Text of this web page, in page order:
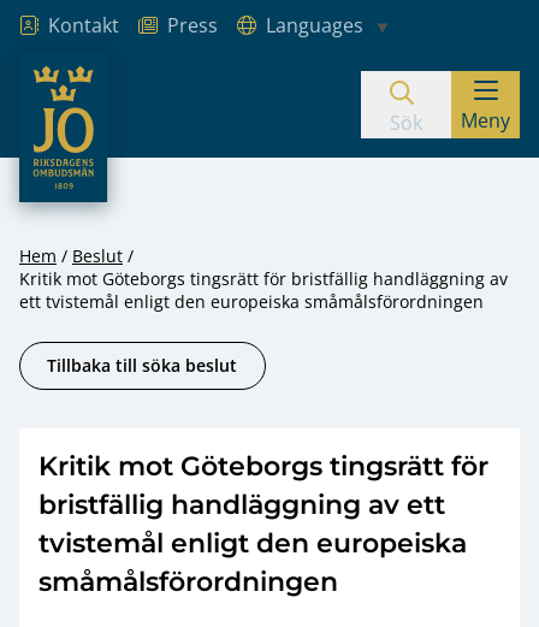
Hoppa till innehåll
Kontakt Press
Languages
JO – Riksdagens Ombudsmän
Sök Meny
Hem
Beslut
Kritik mot Göteborgs tingsrätt för bristfällig handläggning av
ett tvistemål enligt den europeiska småmålsförordningen
Tillbaka till söka beslut
Kritik mot Göteborgs tingsrätt för
bristfällig handläggning av ett
tvistemål enligt den europeiska
småmålsförordningen